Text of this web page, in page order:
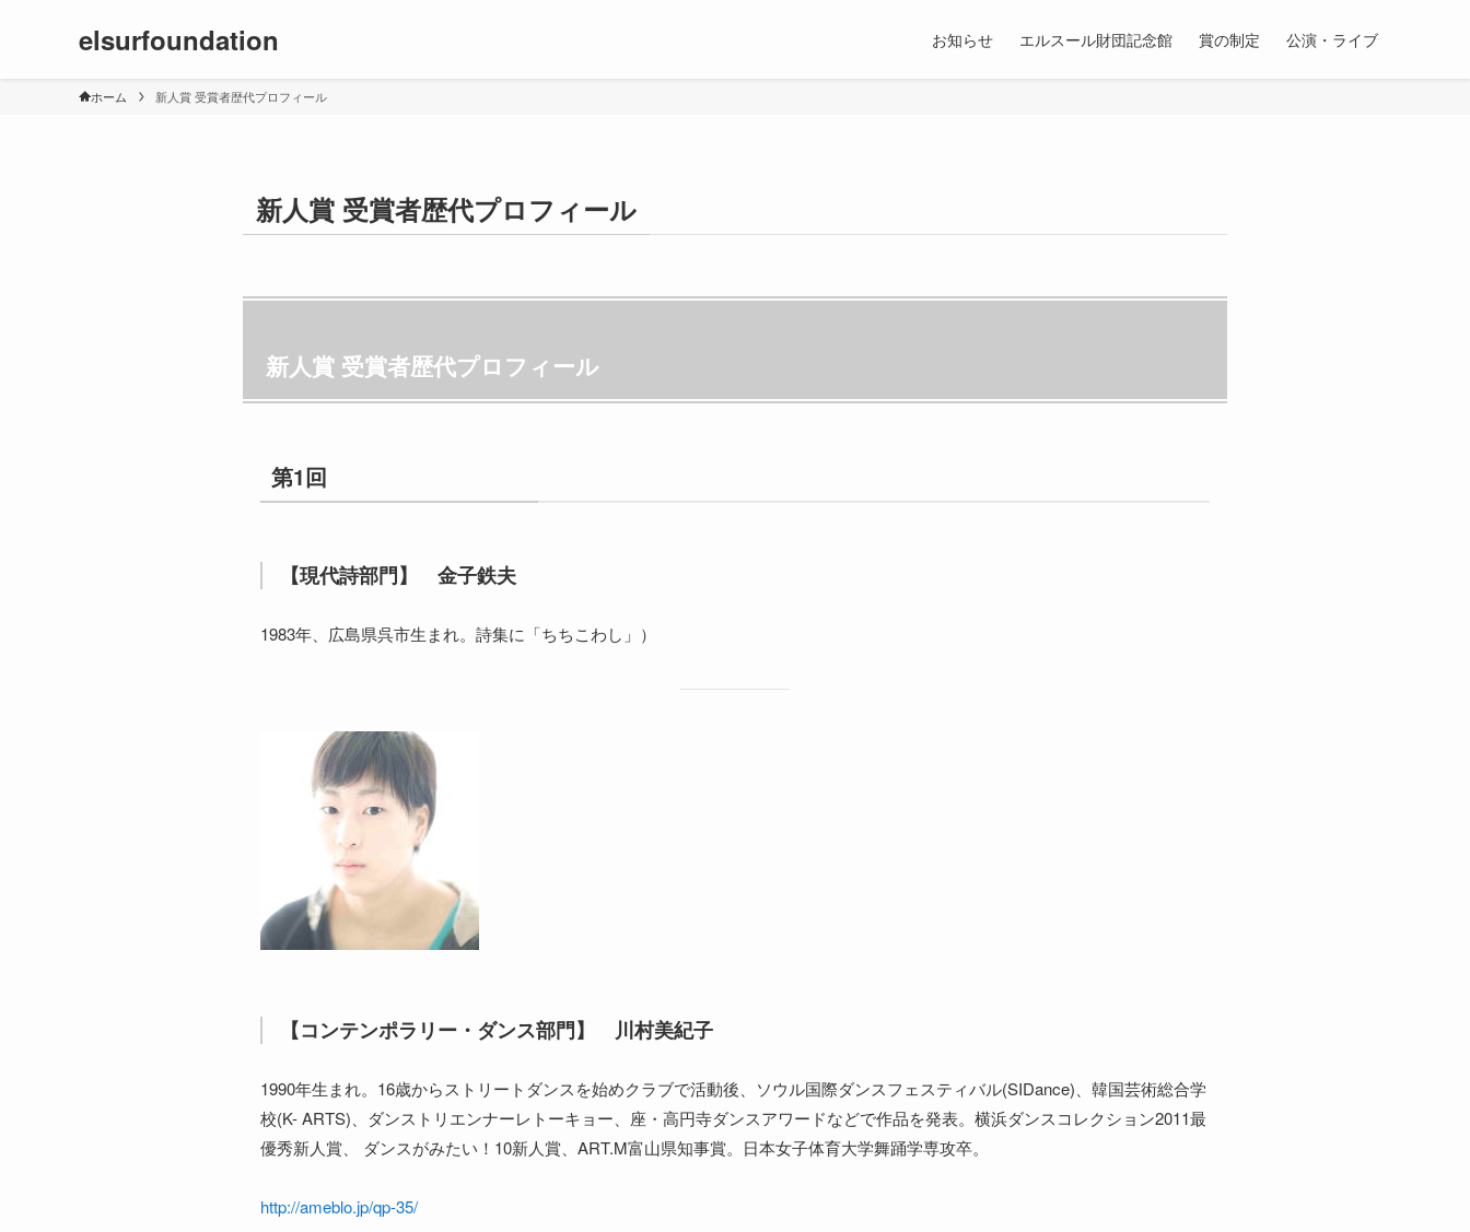
elsurfoundation お知らせ エルスール財団記念館 賞の制定 公演・ライブ
ホーム 新人賞 受賞者歴代プロフィール
新人賞 受賞者歴代プロフィール
新人賞 受賞者歴代プロフィール
第1回
【現代詩部門】 金子鉄夫
1983年、広島県呉市生まれ。詩集に「ちちこわし」）
【コンテンポラリー・ダンス部門】 川村美紀子
1990年生まれ。16歳からストリートダンスを始めクラブで活動後、ソウル国際ダンスフェスティバル(SIDance)、韓国芸術総合学
校(K- ARTS)、ダンストリエンナーレトーキョー、座・高円寺ダンスアワードなどで作品を発表。横浜ダンスコレクション2011最
優秀新人賞、 ダンスがみたい！10新人賞、ART.M富山県知事賞。日本女子体育大学舞踊学専攻卒。
http://ameblo.jp/qp-35/